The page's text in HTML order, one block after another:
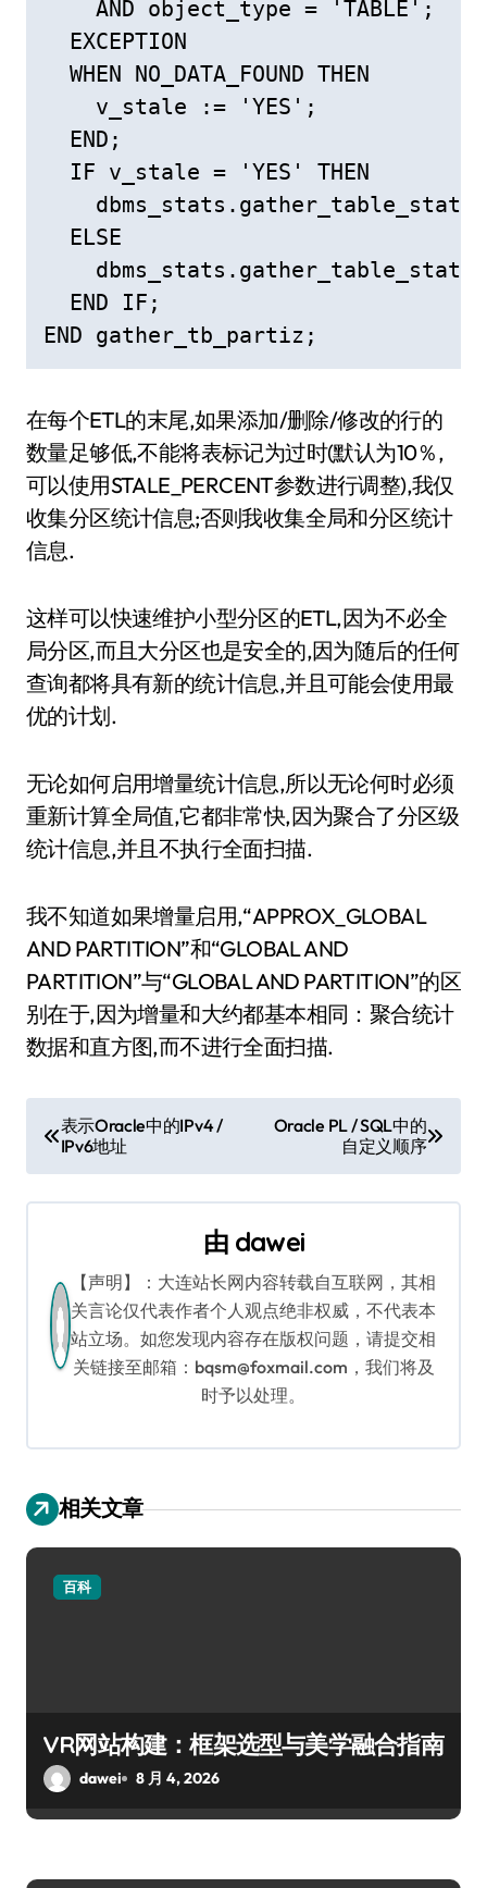
    AND object_type = 'TABLE';
  EXCEPTION
  WHEN NO_DATA_FOUND THEN
    v_stale := 'YES';
  END;
  IF v_stale = 'YES' THEN
  ELSE
  END IF;
END gather_tb_partiz;
在每个ETL的末尾,如果添加/删除/修改的行的
数量足够低,不能将表标记为过时(默认为10％,
可以使用STALE_PERCENT参数进行调整),我仅
收集分区统计信息;否则我收集全局和分区统计
信息.
这样可以快速维护小型分区的ETL,因为不必全
局分区,而且大分区也是安全的,因为随后的任何
查询都将具有新的统计信息,并且可能会使用最
优的计划.
无论如何启用增量统计信息,所以无论何时必须
重新计算全局值,它都非常快,因为聚合了分区级
统计信息,并且不执行全面扫描.
我不知道如果增量启用,“APPROX_GLOBAL
AND PARTITION”和“GLOBAL AND
PARTITION”与“GLOBAL AND PARTITION”的区
别在于,因为增量和大约都基本相同：聚合统计
数据和直方图,而不进行全面扫描.
文
章
导
表示Oracle中的IPv4 /
IPv6地址
Oracle PL / SQL中的
自定义顺序
由 dawei
【声明】：大连站长网内容转载自互联网，其相
关言论仅代表作者个人观点绝非权威，不代表本
站立场。如您发现内容存在版权问题，请提交相
关链接至邮箱：bqsm@foxmail.com，我们将及
时予以处理。
相关文章
百科
VR网站构建：框架选型与美学融合指南
dawei 8 月 4, 2026